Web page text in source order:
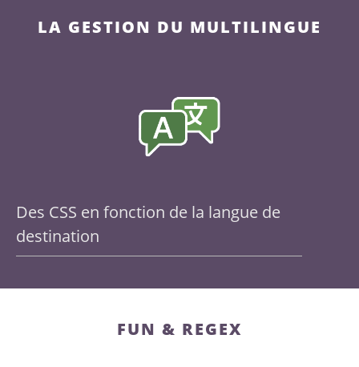
LA GESTION DU MULTILINGUE
Des CSS en fonction de la langue de
destination
FUN & REGEX